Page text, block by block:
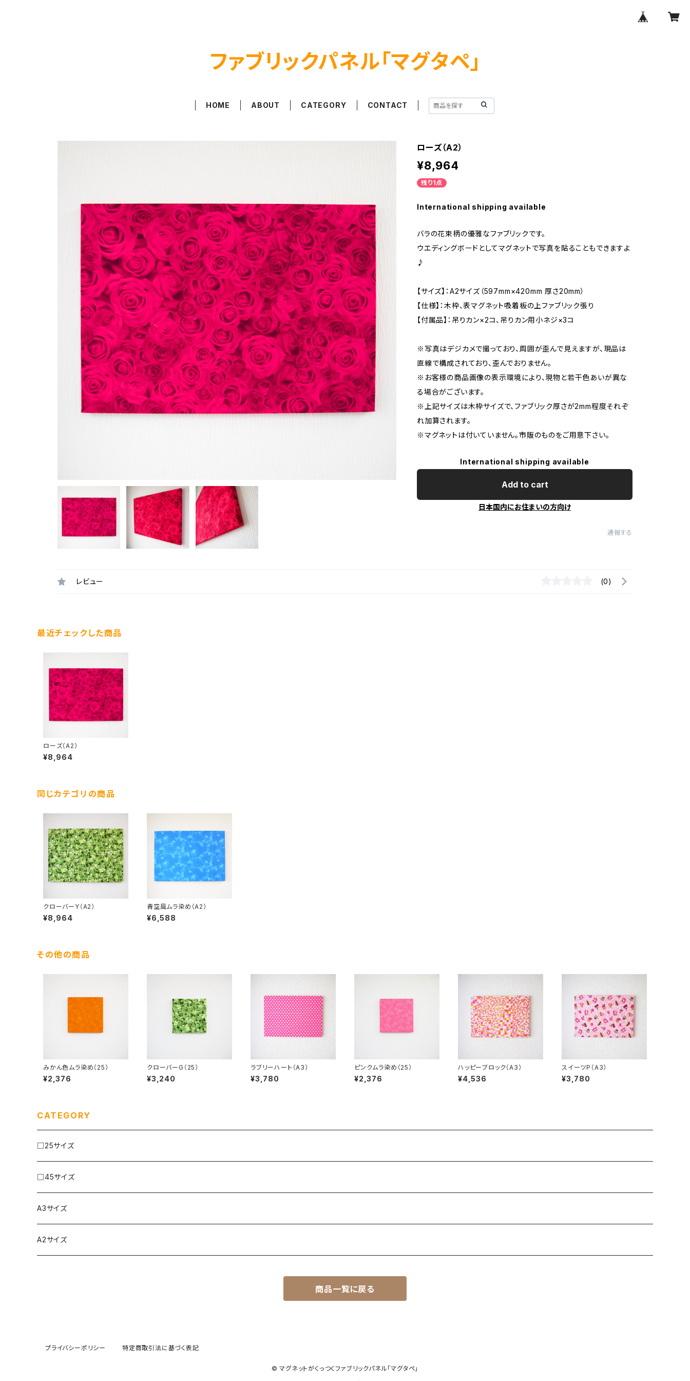
ファブリックパネル「マグタペ」
HOME ABOUT CATEGORY CONTACT
ローズ（A2）
¥8,964
残り1点
International shipping available
バラの花束柄の優雅なファブリックです。
ウエディングボードとしてマグネットで写真を貼ることもできますよ
♪
【サイズ】：A2サイズ（597mm×420mm 厚さ20mm）
【仕様】：木枠、表マグネット吸着板の上ファブリック張り
【付属品】：吊りカン×2コ、吊りカン用小ネジ×3コ
※写真はデジカメで撮っており、周囲が歪んで見えますが、現品は
直線で構成されており、歪んでおりません。
※お客様の商品画像の表示環境により、現物と若干色あいが異な
る場合がございます。
※上記サイズは木枠サイズで、ファブリック厚さが2mm程度それぞ
れ加算されます。
※マグネットは付いていません。市販のものをご用意下さい。
International shipping available
Add to cart
日本国内にお住まいの方向け
通報する
レビュー (0)
最近チェックした商品
ローズ（A2）
¥8,964
同じカテゴリの商品
クローバーY（A2）
¥8,964
青空風ムラ染め（A2）
¥6,588
その他の商品
みかん色ムラ染め（25）
¥2,376
クローバーG（25）
¥3,240
ラブリーハート（A3）
¥3,780
ピンクムラ染め（25）
¥2,376
ハッピーブロック（A3）
¥4,536
スイーツP（A3）
¥3,780
CATEGORY
□25サイズ
□45サイズ
A3サイズ
A2サイズ
商品一覧に戻る
プライバシーポリシー 特定商取引法に基づく表記
© マグネットがくっつくファブリックパネル「マグタペ」